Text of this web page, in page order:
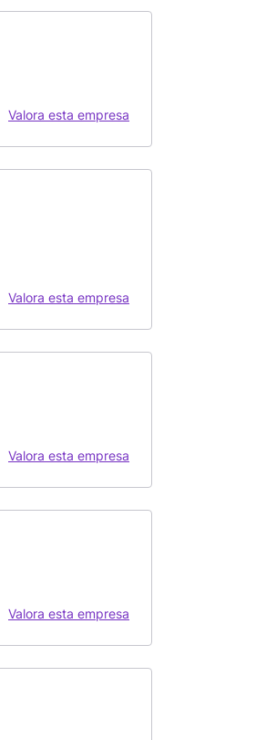
Valora esta empresa
Valora esta empresa
Valora esta empresa
Valora esta empresa